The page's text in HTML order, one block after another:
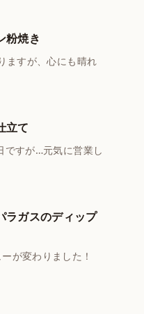
粉焼き
ますが、心にも晴れ
立て
ですが…元気に営業し
ラガスのディップ
が変わりました！